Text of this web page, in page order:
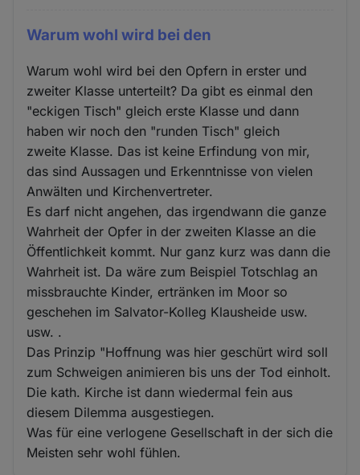
Warum wohl wird bei den
Warum wohl wird bei den Opfern in erster und
zweiter Klasse unterteilt? Da gibt es einmal den
"eckigen Tisch" gleich erste Klasse und dann
haben wir noch den "runden Tisch" gleich
zweite Klasse. Das ist keine Erfindung von mir,
das sind Aussagen und Erkenntnisse von vielen
Anwälten und Kirchenvertreter.
Es darf nicht angehen, das irgendwann die ganze
Wahrheit der Opfer in der zweiten Klasse an die
Öffentlichkeit kommt. Nur ganz kurz was dann die
Wahrheit ist. Da wäre zum Beispiel Totschlag an
missbrauchte Kinder, ertränken im Moor so
geschehen im Salvator-Kolleg Klausheide usw.
usw. .
Das Prinzip "Hoffnung was hier geschürt wird soll
zum Schweigen animieren bis uns der Tod einholt.
Die kath. Kirche ist dann wiedermal fein aus
diesem Dilemma ausgestiegen.
Was für eine verlogene Gesellschaft in der sich die
Meisten sehr wohl fühlen.